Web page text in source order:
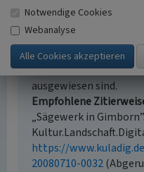
Urheberrechtlicher
Der hier präsentierte
Lizenz CC BY 4.0
Medien unterliegen
urheberrechtlichen
ausgewiesen sind.
Empfohlene
„Sägewerk in
https://
20080710-0032
Notwendige Cookies
Webanalyse